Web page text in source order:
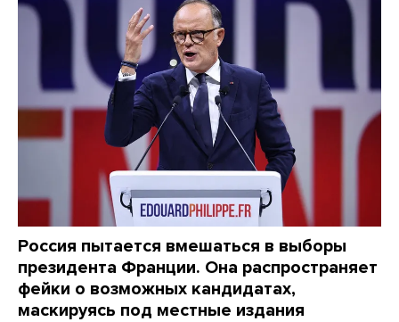
Россия пытается вмешаться в выборы
президента Франции. Она распространяет
фейки о возможных кандидатах,
маскируясь под местные издания